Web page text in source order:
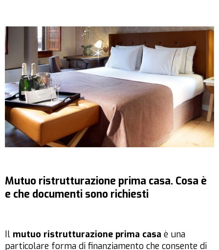
Mutuo ristrutturazione prima casa. Cosa è
e che documenti sono richiesti
Il mutuo ristrutturazione prima casa è una
particolare forma di finanziamento che consente di